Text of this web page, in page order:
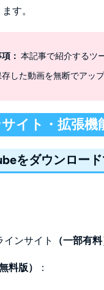
す。
： 本記事で紹介するツ
した動画を無断でアッ
イト・拡張機
をダウンロー
インサイト （一部有料
料版） ：